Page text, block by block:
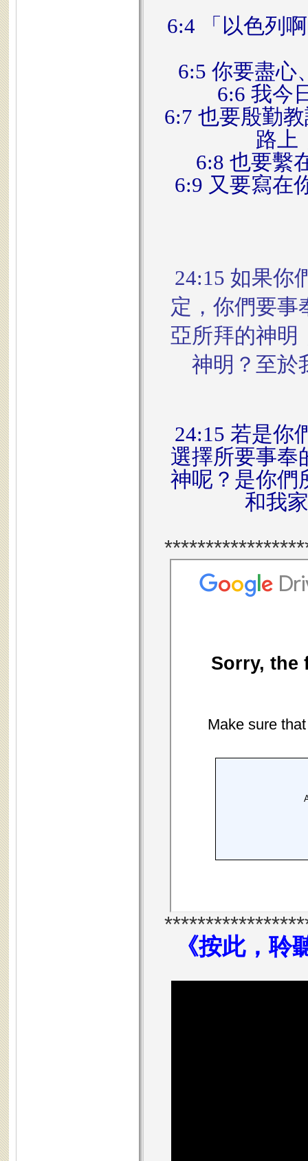
6:4 「以色列
6:5 你要盡
6:6 我今
6:7 也要殷勤
路上
6:8 也要繫
6:9 又要寫在
24:15 如果你
定，你們要事
亞所拜的神明
神明？至於
24:15 若是你
選擇所要事奉
神呢？是你們
和我
《按此，聆